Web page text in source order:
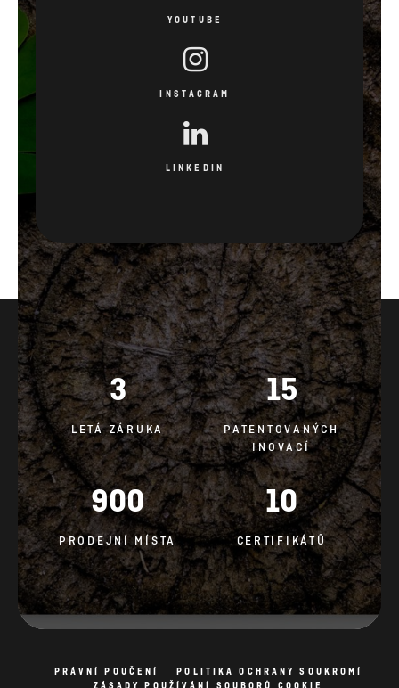
YOUTUBE
INSTAGRAM
LINKEDIN
3
LETÁ ZÁRUKA
15
PATENTOVANÝCH
INOVACÍ
900
PRODEJNÍ MÍSTA
10
CERTIFIKÁTŮ
PRÁVNÍ POUČENÍ
POLITIKA OCHRANY SOUKROMÍ